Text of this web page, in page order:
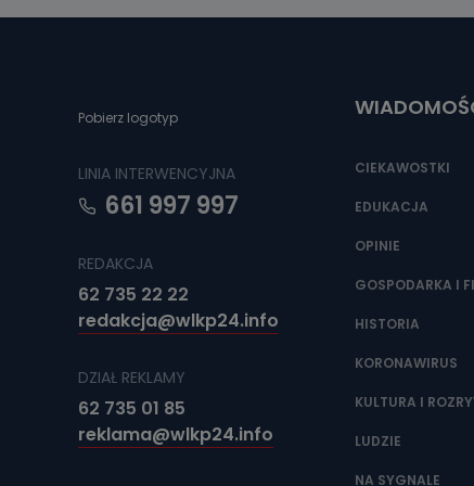
Można to
Pobierz logotyp
LINIA INTERWENCYJNA
661 997 997
REDAKCJA
62 735 22 22
redakcja@wlkp24.info
DZIAŁ REKLAMY
62 735 01 85
reklama@wlkp24.info
CIEKAWOSTKI
EDUKACJA
OPINIE
GOSPODARKA I
HISTORIA
KORONAWIRUS
KULTURA I
LUDZIE
NA SYGNALE